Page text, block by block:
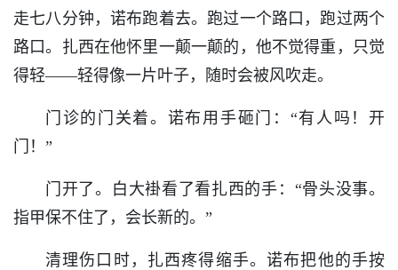
走七八分钟，诺布跑着去。跑过一个路口，跑过两个
路口。扎西在他怀里一颠一颠的，他不觉得重，只觉
得轻——轻得像一片叶子，随时会被风吹走。
门诊的门关着。诺布用手砸门：“有人吗！开
门！”
门开了。白大褂看了看扎西的手：“骨头没事。
指甲保不住了，会长新的。”
清理伤口时，扎西疼得缩手。诺布把他的手按